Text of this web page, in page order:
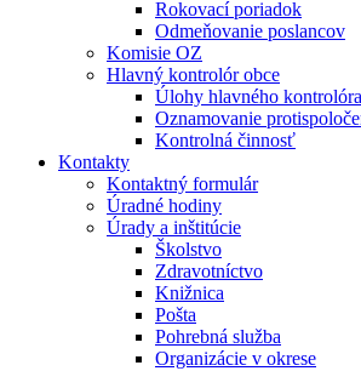
Rokovací poriadok
Odmeňovanie poslancov
Komisie OZ
Hlavný kontrolór obce
Úlohy hlavného kontrolóra
Oznamovanie
Kontrolná činnosť
Kontakty
Kontaktný formulár
Úradné hodiny
Úrady a inštitúcie
Školstvo
Zdravotníctvo
Knižnica
Pošta
Pohrebná služba
Organizácie v okrese